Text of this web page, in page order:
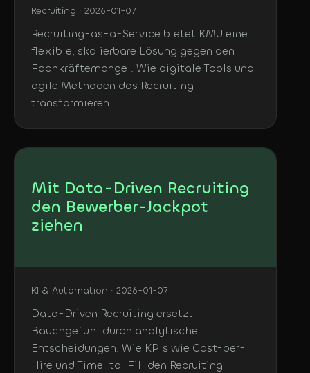
Recruiting · 2026-01-07
Recruiting-as-a-Service bietet KMU eine
flexible, skalierbare Lösung gegen den
Fachkräftemangel. Wie digitale Tools und
agile Methoden das Recruiting
transformieren.
Mit Data-Driven Recruiting
den Bewerber-Jackpot
ziehen
KI & Automation · 2026-01-07
Data-Driven Recruiting ersetzt
Bauchgefühl durch analytische
Entscheidungen. Wie KPIs wie Cost-per-
Hire und Time-to-Fill den Recruiting-